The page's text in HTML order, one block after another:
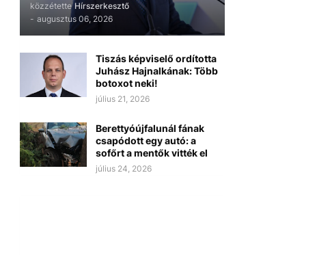
közzétette Hírszerkesztő
- augusztus 06, 2026
Tiszás képviselő ordította
Juhász Hajnalkának: Több
botoxot neki!
július 21, 2026
Berettyóújfalunál fának
csapódott egy autó: a
sofőrt a mentők vitték el
július 24, 2026